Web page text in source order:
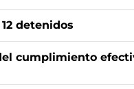
detenidos
cumplimiento